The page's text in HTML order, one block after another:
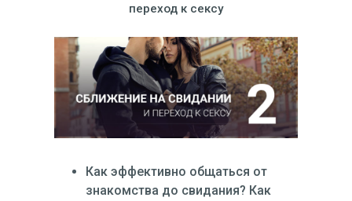
переход к сексу
Как эффективно общаться от
знакомства до свидания? Как